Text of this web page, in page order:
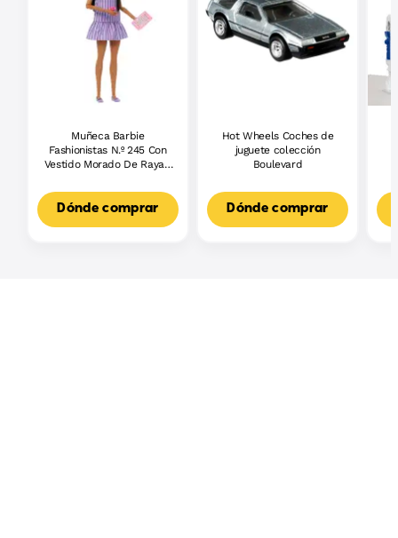
Muñeca Barbie
Fashionistas N.º 245 Con
Vestido Morado De Rayas,
Con Accesorios
Dónde comprar
Hot Wheels Coches de
juguete colección
Boulevard
Dónde comprar